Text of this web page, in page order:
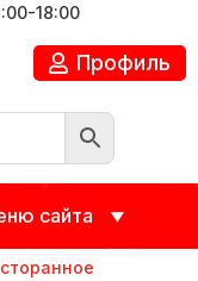
18:00
Профиль
сайта